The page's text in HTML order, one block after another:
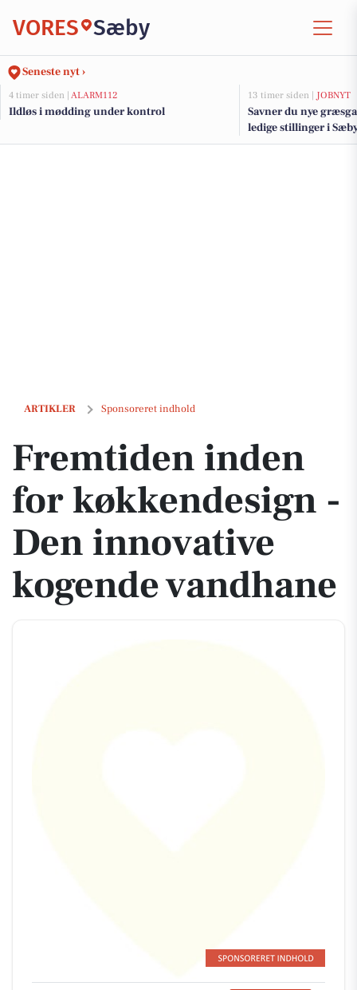
VORES Sæby
Seneste nyt ›
4 timer siden | ALARM112
Ildløs i mødding under kontrol
13 timer siden | JOBNYT
Savner du nye
ledige stillinger i
ARTIKLER Sponsoreret indhold
Fremtiden inden for køkkendesign - Den innovative kogende
Fremtiden inden
for køkkendesign -
Den innovative
kogende vandhane